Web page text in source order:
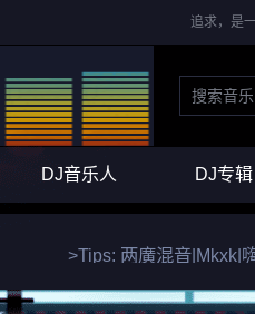
追求，是
DJ音乐人 DJ专辑
>Tips: 两廣混音|Mkxk|